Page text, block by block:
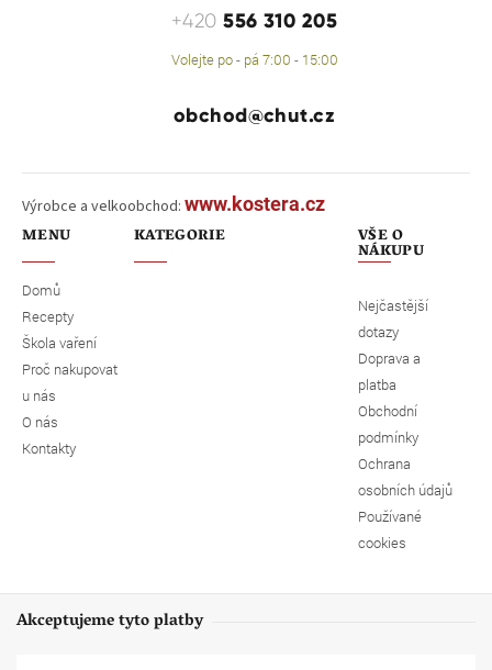
+420556 310 205
Volejte po - pá 7:00 - 15:00
obchod@chut.cz
Výrobce a velkoobchod: www.kostera.cz
MENU
Domů
Recepty
Škola vaření
Proč nakupovat
u nás
O nás
Kontakty
KATEGORIE VŠE O
NÁKUPU
Nejčastější
dotazy
Doprava a
platba
Obchodní
podmínky
Ochrana
osobních údajů
Používané
cookies
Akceptujeme tyto platby